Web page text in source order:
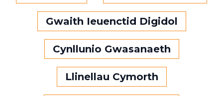
Gwaith Ieuenctid Digidol
Cynllunio Gwasanaeth
Llinellau Cymorth